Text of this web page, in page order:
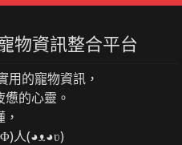
物資訊整合平台
用的寵物資訊，
的心靈。
人(◕ᴥ◕ʋ)